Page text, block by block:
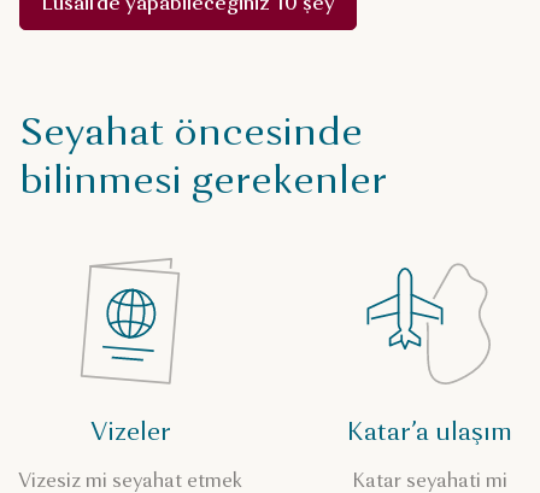
Seyahat öncesinde
bilinmesi gerekenler
Vizeler
Vizesiz mi seyahat etmek
Katar’a ulaşım
Katar seyahati mi